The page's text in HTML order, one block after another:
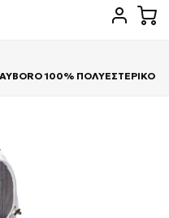
100% ΠΟΛΥΕΣΤΕΡΙΚΟ